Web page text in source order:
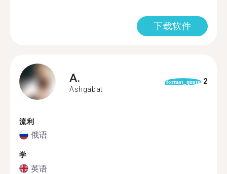
下载软件
A.
Ashgabat
format_quote 2
流利
俄语
学
英语